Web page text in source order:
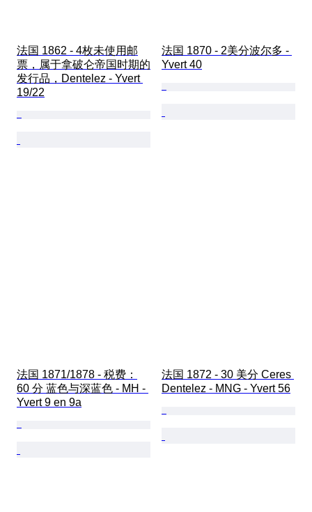
法国 1862 - 4枚未使用邮
票，属于拿破仑帝国时期的
发行品，Dentelez - Yvert
19/22
法国 1870 - 2美分波尔多 -
Yvert 40
法国 1871/1878 - 税费：
60 分 蓝色与深蓝色 - MH -
Yvert 9 en 9a
法国 1872 - 30 美分 Ceres
Dentelez - MNG - Yvert 56